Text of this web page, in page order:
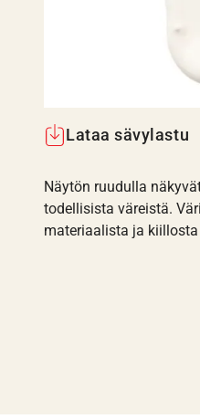
Lataa sävylastu
Näytön ruudulla
todellisista väreistä.
materiaalista ja